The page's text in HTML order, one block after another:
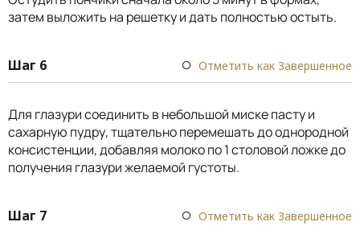
затем выложить на решетку и дать полностью остыть.
Шаг 6 Отметить как Завершенное
Для глазури соединить в небольшой миске пасту и
сахарную пудру, тщательно перемешать до однородной
консистенции, добавляя молоко по 1 столовой ложке до
получения глазури желаемой густоты.
Шаг 7 Отметить как Завершенное